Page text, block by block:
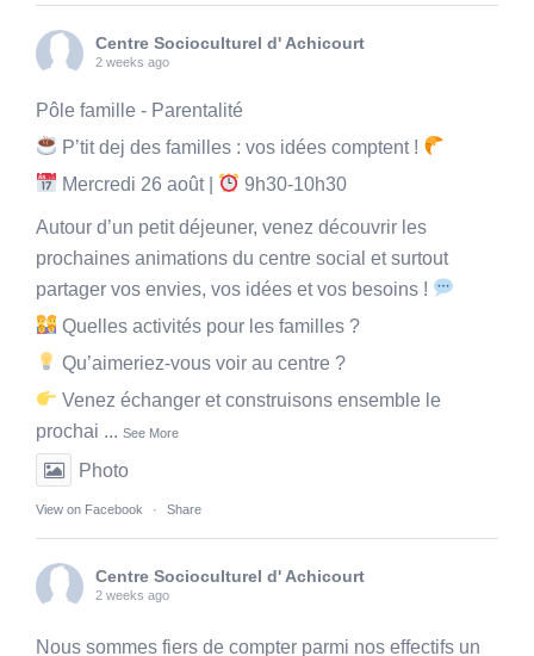
Centre Socioculturel d' Achicourt
2 weeks ago
Pôle famille - Parentalité
P’tit dej des familles : vos idées comptent !
Mercredi 26 août |
9h30-10h30
Autour d’un petit déjeuner, venez découvrir les
prochaines animations du centre social et surtout
partager vos envies, vos idées et vos besoins !
Quelles activités pour les familles ?
Qu’aimeriez-vous voir au centre ?
Venez échanger et construisons ensemble le
prochai ... See More
Photo
View on Facebook · Share
Centre Socioculturel d' Achicourt
2 weeks ago
Nous sommes fiers de compter parmi nos effectifs un